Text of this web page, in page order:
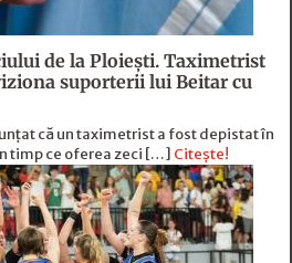
de la Ploiești. Taximetrist
suporterii lui Beitar cu
că un taximetrist a fost depistat în
timp ce oferea zeci […] Citește!